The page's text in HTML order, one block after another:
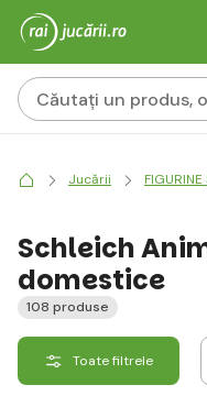
Jucării FIGURINE
Schleich
domestice
108 produse
Toate filtrele